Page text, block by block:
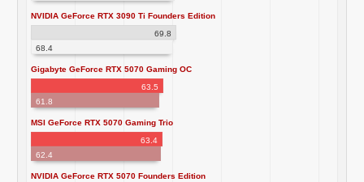
NVIDIA GeForce RTX 3090 Ti Founders Edition
69.8
68.4
Gigabyte GeForce RTX 5070 Gaming OC
63.5
61.8
MSI GeForce RTX 5070 Gaming Trio
63.4
62.4
NVIDIA GeForce RTX 5070 Founders Edition